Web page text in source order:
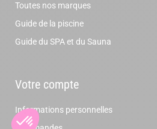
Toutes nos marques
Guide de la piscine
Guide du SPA et du Sauna
Votre compte
Informations personnelles